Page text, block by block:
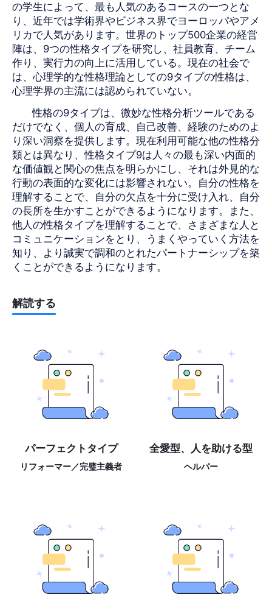
の学生によって、最も人気のあるコースの一つとな
り、近年では学術界やビジネス界でヨーロッパやアメ
リカで人気があります。世界のトップ500企業の経営
陣は、9つの性格タイプを研究し、社員教育、チーム
作り、実行力の向上に活用している。現在の社会で
は、心理学的な性格理論としての9タイプの性格は、
心理学界の主流には認められていない。
性格の9タイプは、微妙な性格分析ツールである
だけでなく、個人の育成、自己改善、経験のためのよ
り深い洞察を提供します。現在利用可能な他の性格分
類とは異なり、性格タイプ9は人々の最も深い内面的
な価値観と関心の焦点を明らかにし、それは外見的な
行動の表面的な変化には影響されない。自分の性格を
理解することで、自分の欠点を十分に受け入れ、自分
の長所を生かすことができるようになります。また、
他人の性格タイプを理解することで、さまざまな人と
コミュニケーションをとり、うまくやっていく方法を
知り、より誠実で調和のとれたパートナーシップを築
くことができるようになります。
解読する
パーフェクトタイプ
リフォーマー／完璧主義者
全愛型、人を助ける型
ヘルパー